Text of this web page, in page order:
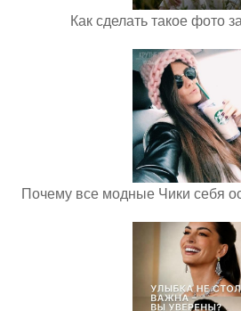
Как сделать такое фото
Почему все модные Чики себя